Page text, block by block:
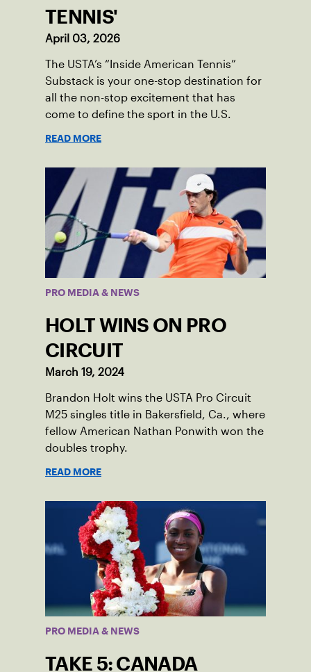
TENNIS'
April 03, 2026
The USTA’s “Inside American Tennis”
Substack is your one-stop destination for
all the non-stop excitement that has
come to define the sport in the U.S.
READ MORE
PRO MEDIA & NEWS
HOLT WINS ON PRO
CIRCUIT
March 19, 2024
Brandon Holt wins the USTA Pro Circuit
M25 singles title in Bakersfield, Ca., where
fellow American Nathan Ponwith won the
doubles trophy.
READ MORE
PRO MEDIA & NEWS
TAKE 5: CANADA